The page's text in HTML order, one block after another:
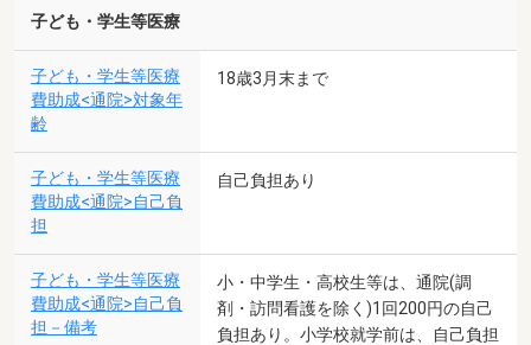
子ども・学生等医療
子ども・学生等医療
費助成<通院>対象年
齢
18歳3月末まで
子ども・学生等医療
費助成<通院>自己負
担
自己負担あり
子ども・学生等医療
費助成<通院>自己負
担－備考
小・中学生・高校生等は、通院(調
剤・訪問看護を除く)1回200円の自己
負担あり。小学校就学前は、自己負担